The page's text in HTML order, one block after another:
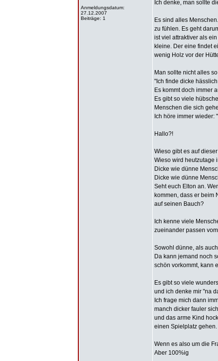
Anmeldungsdatum:
27.12.2007
Beiträge: 1
Ich denke, man sollte
Es sind alles
zu fühlen. Es geht
ist viel attraktiver als
kleine. Der eine findet
wenig Holz vor der
Man sollte nicht alles
"Ich finde dicke
Es kommt doch immer
Es gibt so viele
Menschen die sich
Ich höre immer
Hallo?!
Wieso gibt es auf
Wieso wird heutzutage
Dicke wie dünne
Dicke wie dünne
Seht euch Elton an.
kommen, dass er beim
auf seinen Bauch?
Ich kenne viele
zueinander passen
Sowohl dünne, als
Da kann jemand noch
schön vorkommt, kann
Es gibt so viele
und ich denke mir "na
Ich frage mich dann
manch dicker fauler
und das arme Kind
einen Spielplatz gehen.
Wenn es also um die
Aber 100%ig